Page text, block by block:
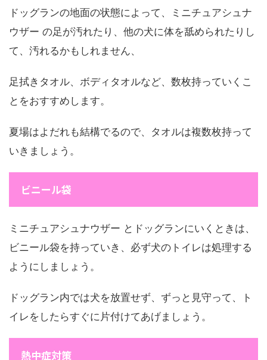
ドッグランの地面の状態によって、ミニチュアシュナ
ウザー の足が汚れたり、他の犬に体を舐められたりし
て、汚れるかもしれません、
足拭きタオル、ボディタオルなど、数枚持っていくこ
とをおすすめします。
夏場はよだれも結構でるので、タオルは複数枚持って
いきましょう。
ビニール袋
ミニチュアシュナウザー とドッグランにいくときは、
ビニール袋を持っていき、必ず犬のトイレは処理する
ようにしましょう。
ドッグラン内では犬を放置せず、ずっと見守って、ト
イレをしたらすぐに片付けてあげましょう。
熱中症対策